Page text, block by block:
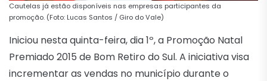
Cautelas já estão disponíveis nas empresas participantes da
promoção. (Foto: Lucas Santos / Giro do Vale)
Iniciou nesta quinta-feira, dia 1º, a Promoção Natal
Premiado 2015 de Bom Retiro do Sul. A iniciativa visa
incrementar as vendas no município durante o